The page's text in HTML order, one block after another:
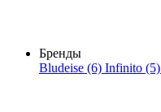
Бренды
Bludeise (6) Infinito (5)